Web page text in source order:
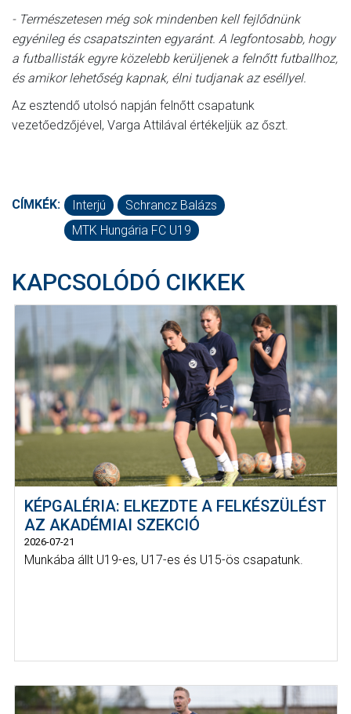
- Természetesen még sok mindenben kell fejlődnünk
egyénileg és csapatszinten egyaránt. A legfontosabb, hogy
a futballisták egyre közelebb kerüljenek a felnőtt futballhoz,
és amikor lehetőség kapnak, élni tudjanak az eséllyel.
Az esztendő utolsó napján felnőtt csapatunk
vezetőedzőjével, Varga Attilával értékeljük az őszt.
CÍMKÉK: Interjú
Schrancz Balázs
MTK Hungária FC U19
KAPCSOLÓDÓ CIKKEK
KÉPGALÉRIA: ELKEZDTE A FELKÉSZÜLÉST
AZ AKADÉMIAI SZEKCIÓ
2026-07-21
Munkába állt U19-es, U17-es és U15-ös csapatunk.